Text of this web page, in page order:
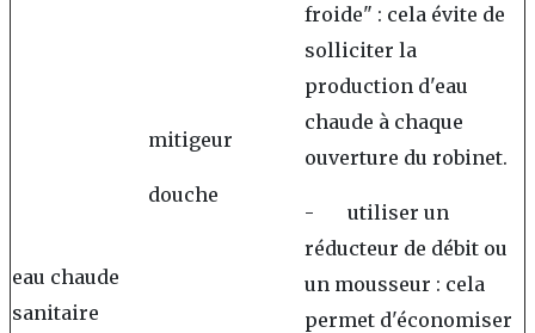
eau chaude
sanitaire
mitigeur
douche
froide" : cela évite de
solliciter la
production d'eau
chaude à chaque
ouverture du robinet.
- utiliser un
réducteur de débit ou
un mousseur : cela
permet d'économiser